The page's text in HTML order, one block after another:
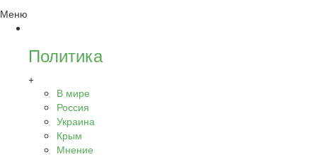
Меню
Политика
+
В мире
Россия
Украина
Крым
Мнение